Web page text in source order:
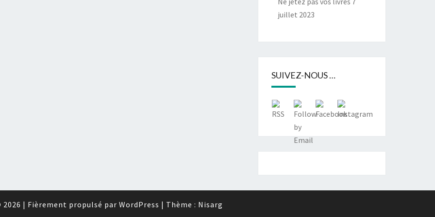
juillet 2023
SUIVEZ-NOUS …
2026 | Fièrement propulsé par WordPress | Thème : Nisarg